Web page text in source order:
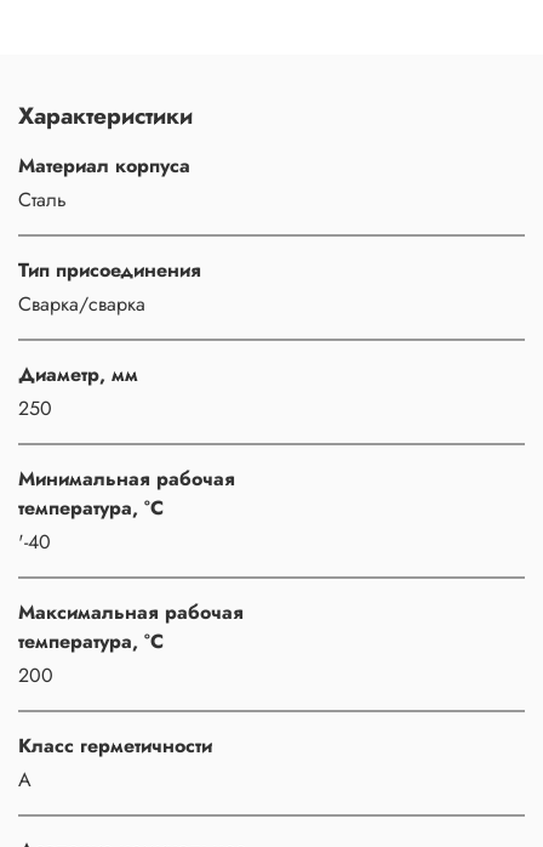
Характеристики
Материал корпуса
Сталь
Тип присоединения
Сварка/сварка
Диаметр, мм
250
Минимальная рабочая
температура, °C
'-40
Максимальная рабочая
температура, °C
200
Класс герметичности
A